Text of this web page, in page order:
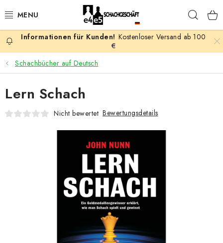
Inhalt
AKTION
SCHACHSPIELE
SCHACHFIGUREN
SCHACHBRETTER
SCHACH-ANTIQUITÄTENLADEN
Kostenloser Versand ab 100
€
Schachbücher auf Deutsch
Lern Schach
Nicht bewertet Bewertungsdetails